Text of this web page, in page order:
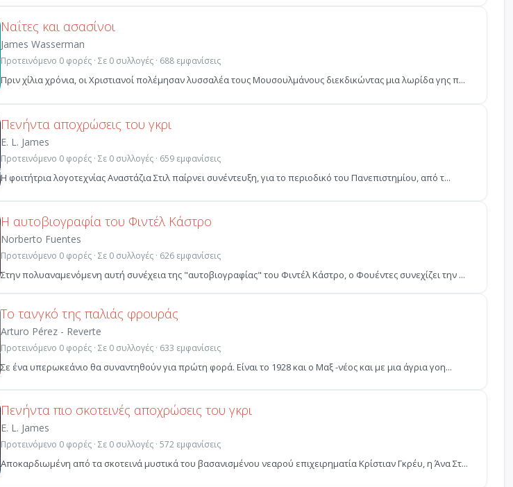
Ναΐτες και ασασίνοι
James Wasserman
Προτεινόμενο 0 φορές · Σε 0 συλλογές · 688 εμφανίσεις
Πριν χίλια χρόνια, οι Χριστιανοί πολέμησαν λυσσαλέα τους Μουσουλμάνους διεκδικώντας μια λωρίδα γης π...
Πενήντα αποχρώσεις του γκρι
E. L. James
Προτεινόμενο 0 φορές · Σε 0 συλλογές · 659 εμφανίσεις
Η φοιτήτρια λογοτεχνίας Αναστάζια Στιλ παίρνει συνέντευξη, για το περιοδικό του Πανεπιστημίου, από τ...
Η αυτοβιογραφία του Φιντέλ Κάστρο
Norberto Fuentes
Προτεινόμενο 0 φορές · Σε 0 συλλογές · 626 εμφανίσεις
Στην πολυαναμενόμενη αυτή συνέχεια της "αυτοβιογραφίας" του Φιντέλ Κάστρο, ο Φουέντες συνεχίζει την ...
Το τανγκό της παλιάς φρουράς
Arturo Pérez - Reverte
Προτεινόμενο 0 φορές · Σε 0 συλλογές · 633 εμφανίσεις
Σε ένα υπερωκεάνιο θα συναντηθούν για πρώτη φορά. Είναι το 1928 και ο Μαξ -νέος και με μια άγρια γοη...
Πενήντα πιο σκοτεινές αποχρώσεις του γκρι
E. L. James
Προτεινόμενο 0 φορές · Σε 0 συλλογές · 572 εμφανίσεις
Αποκαρδιωμένη από τα σκοτεινά μυστικά του βασανισμένου νεαρού επιχειρηματία Κρίστιαν Γκρέυ, η Άνα Στ...